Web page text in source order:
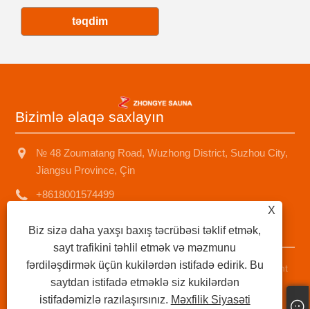
təqdim
Bizimlə əlaqə saxlayın
№ 48 Zoumatang Road, Wuzhong District, Suzhou City,
Jiangsu Province, Çin
+8618001574499
Müəllif hüquqları © 2025 Suzhou Zhongye Sauna Equipment
Co, Ltd Bütün hüquqlar qorunur.
Links|Sitemap|RSS|XML|Məxfilik Siyasəti
X
Biz sizə daha yaxşı baxış təcrübəsi təklif etmək,
sayt trafikini təhlil etmək və məzmunu
fərdiləşdirmək üçün kukilərdən istifadə edirik. Bu
saytdan istifadə etməklə siz kukilərdən
istifadəmizlə razılaşırsınız. Məxfilik Siyasəti